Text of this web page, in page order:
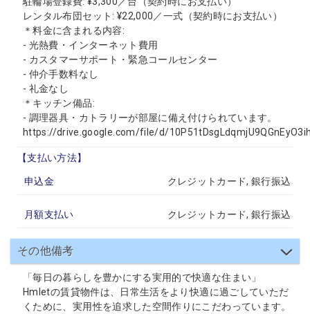
レンタル布団セット: ¥22,000／一式（契約時にお支払い）
＊料金に含まれる内容:
- 光熱費・インターネット費用
- カスタマーサポート・緊急コールセンター
- 仲介手数料なし
- 礼金なし
＊キッチン備品:
- 調理器具・カトラリーが部屋に備え付けられています。
https://drive.google.com/file/d/
【支払い方法】
申込金 クレジットカード, 銀行振込
月額支払い クレジットカード, 銀行振込
その他備考
「毎日の暮らしを豊かにする実用的で快適な住まい」
Hmletの賃貸物件は、日常生活をより快適に過ごしていただ
くために、実用性を追求した空間作りにこだわっています。